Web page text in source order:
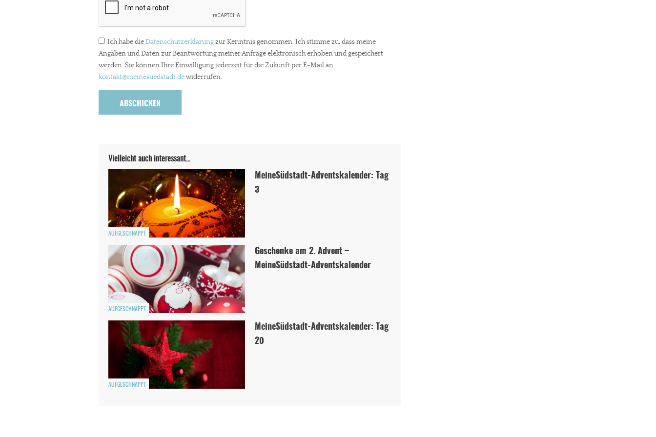
Ich habe dieDatenschutzerklärungzur Kenntnis genommen. Ich stimme zu, dass meine
Angaben und Daten zur Beantwortung meiner Anfrage elektronisch erhoben und gespeichert
werden. Sie können Ihre Einwilligung jederzeit für die Zukunft per E-Mail an
kontakt@meinesuedstadt.dewiderrufen.
Vielleicht auch interessant…
AUFGESCHNAPPT
MeineSüdstadt-Adventskalender: Tag
3
AUFGESCHNAPPT
Geschenke am 2. Advent –
MeineSüdstadt-Adventskalender
AUFGESCHNAPPT
MeineSüdstadt-Adventskalender: Tag
20